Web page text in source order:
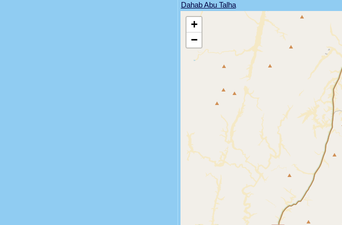
Dahab Abu Talha